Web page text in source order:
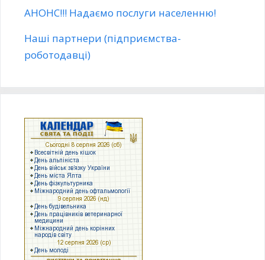
АНОНС!!! Надаємо послуги населенню!
Наші партнери (підприємства-
роботодавці)